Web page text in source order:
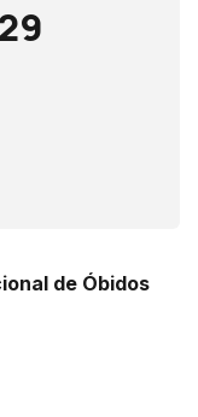
de Óbidos